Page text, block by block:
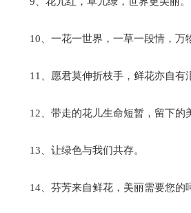
10、一花一世界，一草一段情，万
11、愿君莫伸折枝手，鲜花亦自有
12、带走的花儿生命短暂，留下的
13、让绿色与我们共存。
14、芬芳来自鲜花，美丽需要您的